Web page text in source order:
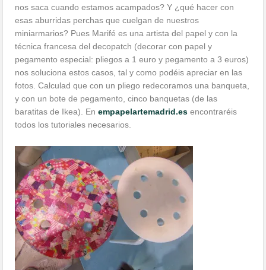
nos saca cuando estamos acampados? Y ¿qué hacer con
esas aburridas perchas que cuelgan de nuestros
miniarmarios? Pues Marifé es una artista del papel y con la
técnica francesa del decopatch (decorar con papel y
pegamento especial: pliegos a 1 euro y pegamento a 3 euros)
nos soluciona estos casos, tal y como podéis apreciar en las
fotos. Calculad que con un pliego redecoramos una banqueta,
y con un bote de pegamento, cinco banquetas (de las
baratitas de Ikea). Enempapelartemadrid.es encontraréis
todos los tutoriales necesarios.